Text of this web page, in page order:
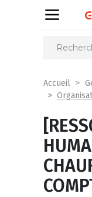
Partager
Accueil